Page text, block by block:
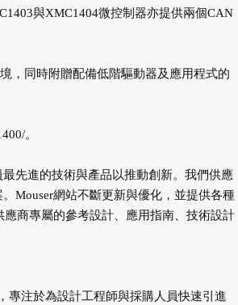
與XMC1404微控制器亦提供兩個CAN
，同時附贈配備低階驅動器及應用程式的
。
先進的技術與產品以推動創新。我們供應
Mouser網站不斷更新與優化，並提供各種
商專屬的參考設計、應用指南、技術設計
專注於為設計工程師與採購人員快速引進